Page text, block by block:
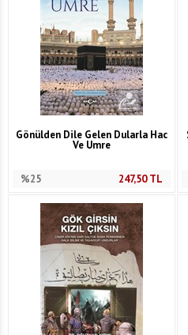
Gönülden Dile Gelen Dularla Hac
Ve Umre
%25 247,50TL